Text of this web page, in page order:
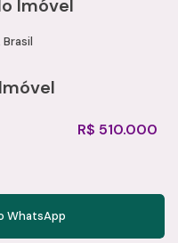
Imóvel
Brasil
R$ 510.000
WhatsApp